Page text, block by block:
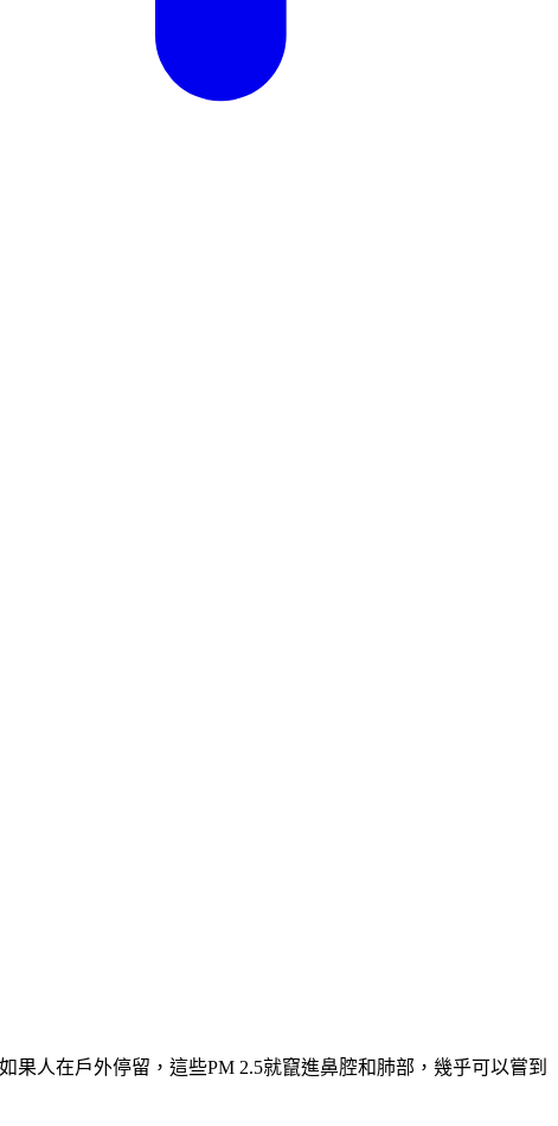
人在戶外停留，這些PM 2.5就竄進鼻腔和肺部，幾乎可以嘗到